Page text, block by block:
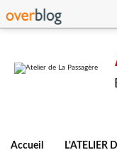
Accueil L'ATELIER